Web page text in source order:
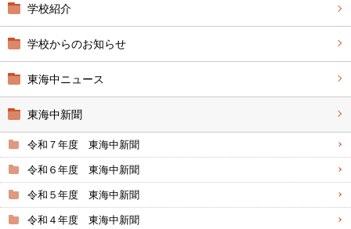
学校紹介
学校からのお知らせ
東海中ニュース
東海中新聞
令和７年度 東海中新聞
令和６年度 東海中新聞
令和５年度 東海中新聞
令和４年度 東海中新聞